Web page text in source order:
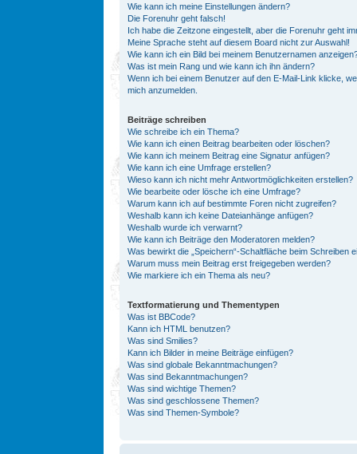
Wie kann ich meine Einstellungen ändern?
Die Forenuhr geht falsch!
Ich habe die Zeitzone eingestellt, aber die Forenuhr geht
Meine Sprache steht auf diesem Board nicht zur Auswahl!
Wie kann ich ein Bild bei meinem Benutzernamen
Was ist mein Rang und wie kann ich ihn ändern?
Wenn ich bei einem Benutzer auf den E-Mail-Link klicke,
mich anzumelden.
Beiträge schreiben
Wie schreibe ich ein Thema?
Wie kann ich einen Beitrag bearbeiten oder löschen?
Wie kann ich meinem Beitrag eine Signatur anfügen?
Wie kann ich eine Umfrage erstellen?
Wieso kann ich nicht mehr Antwortmöglichkeiten erstellen?
Wie bearbeite oder lösche ich eine Umfrage?
Warum kann ich auf bestimmte Foren nicht zugreifen?
Weshalb kann ich keine Dateianhänge anfügen?
Weshalb wurde ich verwarnt?
Wie kann ich Beiträge den Moderatoren melden?
Was bewirkt die „Speichern“-Schaltfläche beim Schreiben
Warum muss mein Beitrag erst freigegeben werden?
Wie markiere ich ein Thema als neu?
Textformatierung und Thementypen
Was ist BBCode?
Kann ich HTML benutzen?
Was sind Smilies?
Kann ich Bilder in meine Beiträge einfügen?
Was sind globale Bekanntmachungen?
Was sind Bekanntmachungen?
Was sind wichtige Themen?
Was sind geschlossene Themen?
Was sind Themen-Symbole?